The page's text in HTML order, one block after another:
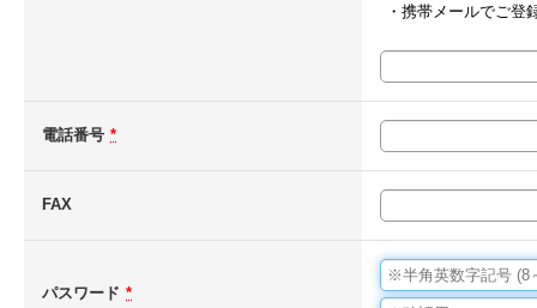
・携帯メールでご登
電話番号 *
FAX
パスワード *